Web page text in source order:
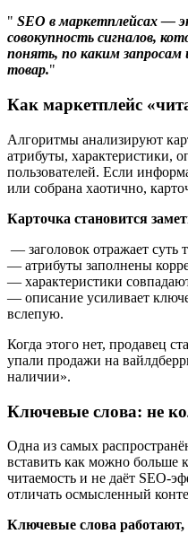
SEO в маркетплейсах —
совокупность сигналов,
понять, по каким
товар.
Как маркетплейс
Алгоритмы анализируют
атрибуты, характеристики,
пользователей. Если
или собрана хаотично,
Карточка становится
— заголовок отражает суть
— атрибуты заполнены
— характеристики
— описание усиливает
вслепую.
Когда этого нет, продавец
упали продажи на
наличии».
Ключевые слова: не
Одна из самых
вставить как можно больше
читаемость и не даёт SEO-
отличать осмысленный
Ключевые слова работают,